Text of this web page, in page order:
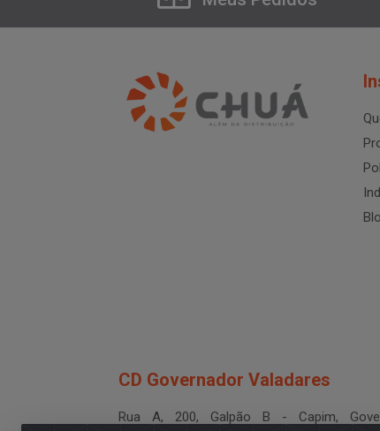
CD Governador Valadares
Rua A, 200, Galpão B - Capim,